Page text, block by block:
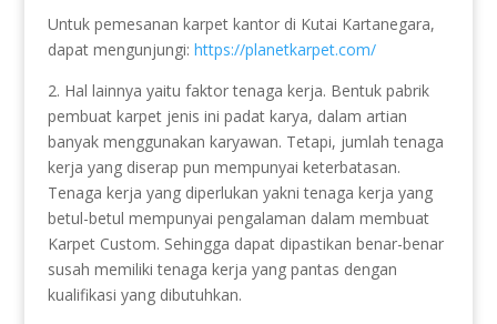
Untuk pemesanan karpet kantor di Kutai Kartanegara,
dapat mengunjungi: https://planetkarpet.com/
2. Hal lainnya yaitu faktor tenaga kerja. Bentuk pabrik
pembuat karpet jenis ini padat karya, dalam artian
banyak menggunakan karyawan. Tetapi, jumlah tenaga
kerja yang diserap pun mempunyai keterbatasan.
Tenaga kerja yang diperlukan yakni tenaga kerja yang
betul-betul mempunyai pengalaman dalam membuat
Karpet Custom. Sehingga dapat dipastikan benar-benar
susah memiliki tenaga kerja yang pantas dengan
kualifikasi yang dibutuhkan.